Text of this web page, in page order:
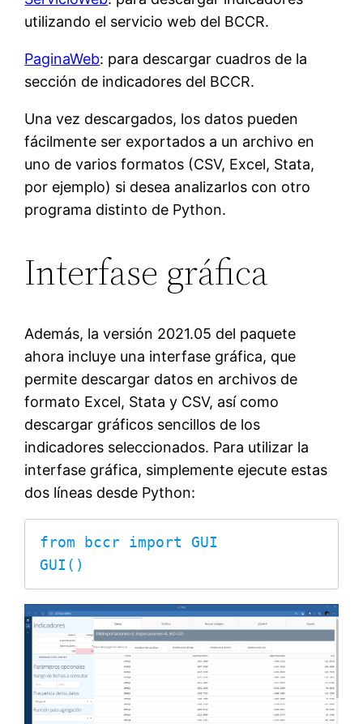
utilizando el servicio web del BCCR.
PaginaWeb: para descargar cuadros de la
sección de indicadores del BCCR.
Una vez descargados, los datos pueden
fácilmente ser exportados a un archivo en
uno de varios formatos (CSV, Excel, Stata,
por ejemplo) si desea analizarlos con otro
programa distinto de Python.
Interfase gráfica
Además, la versión 2021.05 del paquete
ahora incluye una interfase gráfica, que
permite descargar datos en archivos de
formato Excel, Stata y CSV, así como
descargar gráficos sencillos de los
indicadores seleccionados. Para utilizar la
interfase gráfica, simplemente ejecute estas
dos líneas desde Python:
from bccr import GUI
GUI()